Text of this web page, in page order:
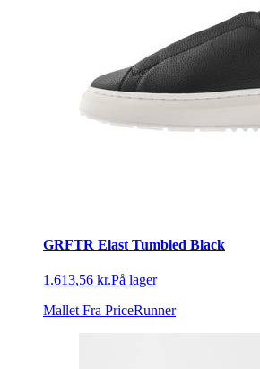
GRFTR Elast Tumbled Black
1.613,56 kr.På lager
Mallet Fra PriceRunner